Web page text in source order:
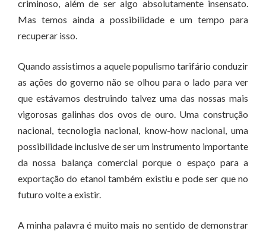
criminoso, além de ser algo absolutamente insensato.
Mas temos ainda a possibilidade e um tempo para
recuperar isso.
Quando assistimos a aquele populismo tarifário conduzir
as ações do governo não se olhou para o lado para ver
que estávamos destruindo talvez uma das nossas mais
vigorosas galinhas dos ovos de ouro. Uma construção
nacional, tecnologia nacional, know-how nacional, uma
possibilidade inclusive de ser um instrumento importante
da nossa balança comercial porque o espaço para a
exportação do etanol também existiu e pode ser que no
futuro volte a existir.
A minha palavra é muito mais no sentido de demonstrar